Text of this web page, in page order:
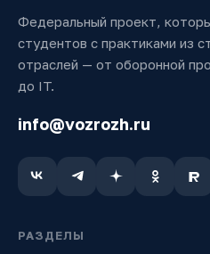
Федеральный проект,
студентов с практиками из
отраслей — от оборонной
до IT.
info@vozrozh.ru
РАЗДЕЛЫ